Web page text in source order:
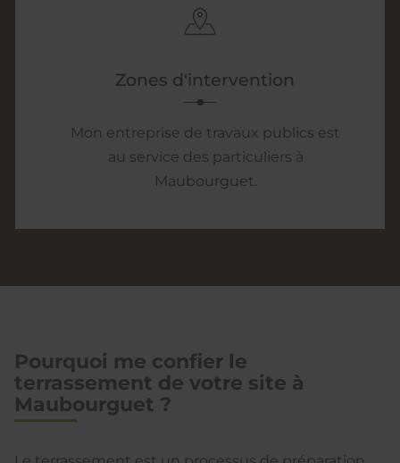
Zones d'intervention
Mon entreprise de travaux publics est
au service des particuliers à
Maubourguet.
Pourquoi me confier le
terrassement de votre site à
Maubourguet ?